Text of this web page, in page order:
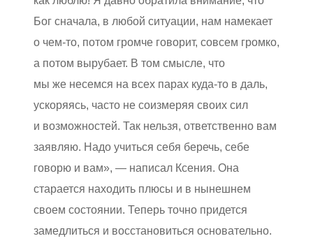
Бог сначала, в любой ситуации, нам намекает
о чем-то, потом громче говорит, совсем громко,
а потом вырубает. В том смысле, что
мы же несемся на всех парах куда-то в даль,
ускоряясь, часто не соизмеряя своих сил
и возможностей. Так нельзя, ответственно вам
заявляю. Надо учиться себя беречь, себе
говорю и вам», — написал Ксения. Она
старается находить плюсы и в нынешнем
своем состоянии. Теперь точно придется
замедлиться и восстановиться основательно.